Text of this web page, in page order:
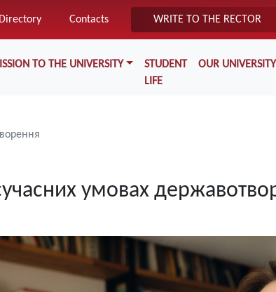
to
main
content
Directory Contacts WRITE TO THE RECTOR
TO THE UNIVERSITY
STUDENT
LIFE
OUR UNIVERSITY
умовах